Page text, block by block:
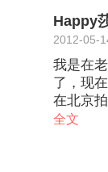
Happy
2012-05-
我是在
了，现
在北京
时间去
全文